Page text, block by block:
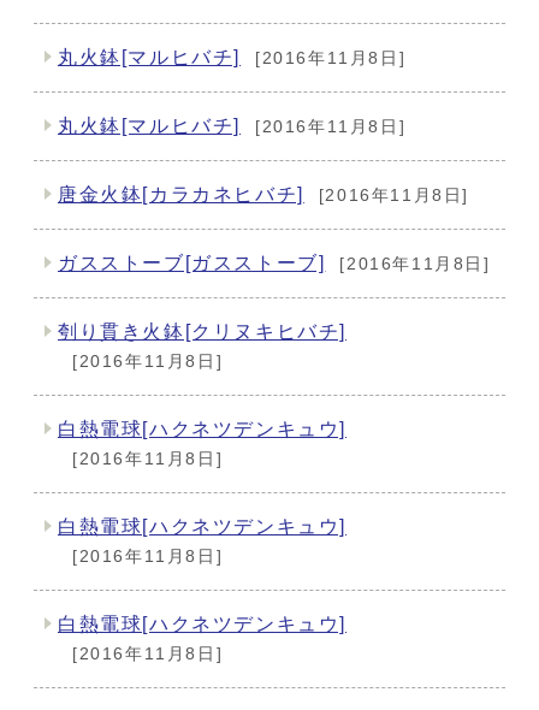
丸火鉢[マルヒバチ] [2016年11月8日]
丸火鉢[マルヒバチ] [2016年11月8日]
唐金火鉢[カラカネヒバチ] [2016年11月8日]
ガスストーブ[ガスストーブ] [2016年11月8日]
刳り貫き火鉢[クリヌキヒバチ]
[2016年11月8日]
白熱電球[ハクネツデンキュウ]
[2016年11月8日]
白熱電球[ハクネツデンキュウ]
[2016年11月8日]
白熱電球[ハクネツデンキュウ]
[2016年11月8日]